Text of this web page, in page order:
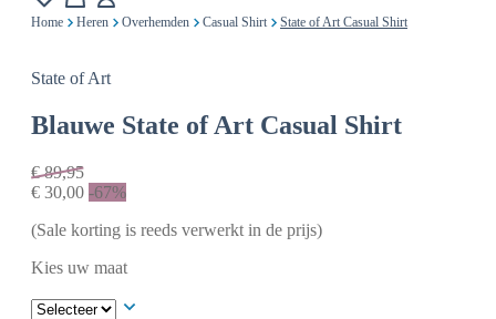
Home Heren Overhemden Casual Shirt State of Art Casual Shirt
State of Art
Blauwe State of Art Casual Shirt
€89,95
€ 30,00 -67%
(Sale korting is reeds verwerkt in de prijs)
Kies uw maat